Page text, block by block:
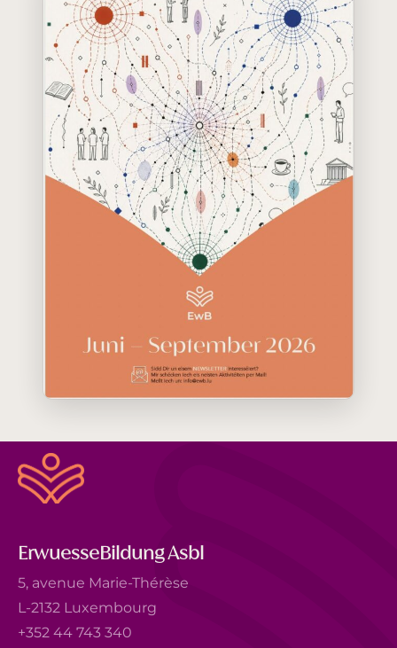
ErwuesseBildung Asbl
5, avenue Marie-Thérèse
L-2132 Luxembourg
+352 44 743 340